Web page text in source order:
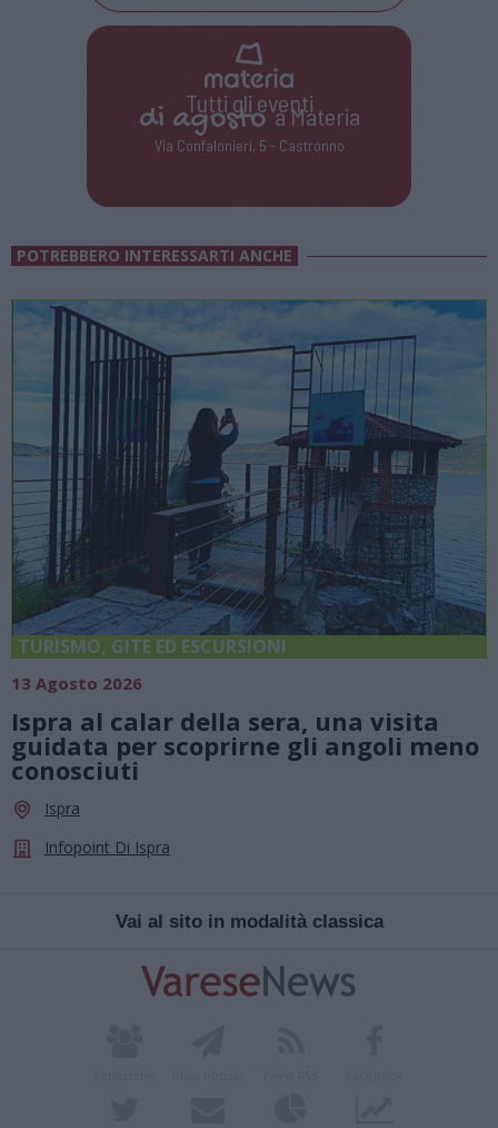
Tutti gli eventi
di agostoa Materia
Via Confalonieri, 5 - Castronno
POTREBBERO INTERESSARTI ANCHE
TURISMO, GITE ED ESCURSIONI
13 Agosto 2026
Ispra al calar della sera, una visita
guidata per scoprirne gli angoli meno
conosciuti
Ispra
Infopoint Di Ispra
Vai al sito in modalità classica